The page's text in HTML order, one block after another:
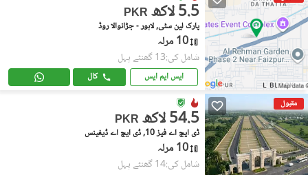
PKR 5.5 لاکھ
پارک لین سٹی, لاہور - جڑانوالا روڈ
10 مرلہ
شامل کی:13 گھنٹے پہل
ایس ایم ایس کال
مقبول
PKR 54.5 لاکھ
ڈی ایچ اے فیز 10, ڈی ایچ اے ڈیفینس
10 مرلہ
شامل کی:14 گھنٹے پہل